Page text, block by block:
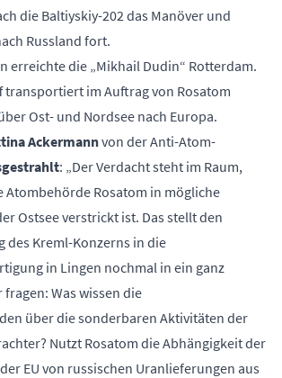
die Baltiyskiy-202 das Manöver und
Russland fort.
erreichte die „Mikhail Dudin“ Rotterdam.
transportiert im Auftrag von Rosatom
Ost- und Nordsee nach Europa.
Ackermannvon der Anti-Atom-
: „Der Verdacht steht im Raum,
Atombehörde Rosatom in mögliche
Ostsee verstrickt ist. Das stellt den
des Kreml-Konzerns in die
in Lingen nochmal in ein ganz
Was wissen die
über die sonderbaren Aktivitäten der
Nutzt Rosatom die Abhängigkeit der
EU von russischen Uranlieferungen aus